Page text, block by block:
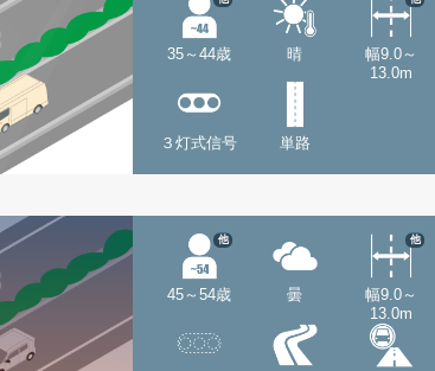
35～44歳 晴
幅9.0～
13.0m
３灯式信号 単路
45～54歳
他
曇
幅9.0～
13.0m
他